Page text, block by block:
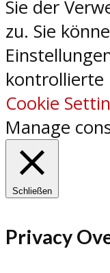
Sie der
zu. Sie
kontrollierte
Cookie
Manage
Schließen
Privacy